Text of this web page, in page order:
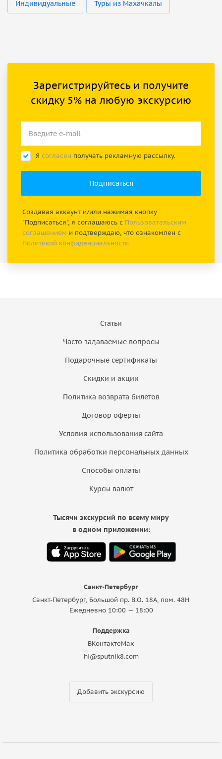
Индивидуальные Туры из Махачкалы
Зарегистрируйтесь и получите
скидку 5% на любую экскурсию
Я согласен получать рекламную рассылку.
Создавая аккаунт и/или нажимая кнопку
"Подписаться", я соглашаюсь с Пользовательским
соглашением и подтверждаю, что ознакомлен с
Политикой конфиденциальности
Статьи
Часто задаваемые вопросы
Подарочные сертификаты
Скидки и акции
Политика возврата билетов
Договор оферты
Условия использования сайта
Политика обработки персональных данных
Способы оплаты
Курсы валют
Санкт-Петербург
Санкт-Петербург, Большой пр. В.О. 18A, пом. 48Н
Ежедневно 10:00 — 18:00
Поддержка
ВКонтактеMax
hi@sputnik8.com
Добавить экскурсию
Тысячи экскурсий по всему миру
в одном приложении: